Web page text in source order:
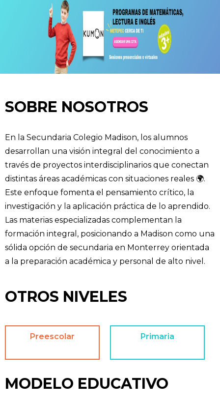
SOBRE NOSOTROS
En la Secundaria Colegio Madison, los alumnos
desarrollan una visión integral del conocimiento a
través de proyectos interdisciplinarios que conectan
distintas áreas académicas con situaciones reales 🌍.
Este enfoque fomenta el pensamiento crítico, la
investigación y la aplicación práctica de lo aprendido.
Las materias especializadas complementan la
formación integral, posicionando a Madison como una
sólida opción de secundaria en Monterrey orientada
a la preparación académica y personal de alto nivel.
OTROS NIVELES
Preescolar Primaria
MODELO EDUCATIVO